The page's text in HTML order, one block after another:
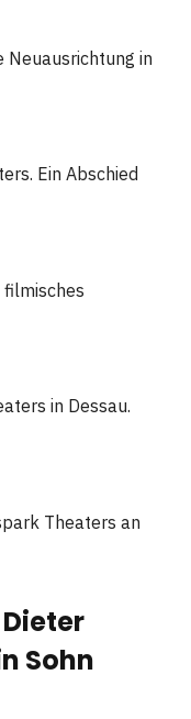
Neuausrichtung in
Ein Abschied
filmisches
in Dessau.
Theaters an
Sohn